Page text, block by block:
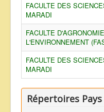
FACULTE DES
MARADI
FACULTE
L'ENVIRONNEMENT
FACULTE DES
MARADI
Répertoires Pays